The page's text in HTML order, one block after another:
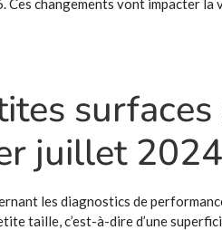
changements vont impacter
surfaces
juillet 2024
les diagnostics de
taille, c’est-à-dire d’une